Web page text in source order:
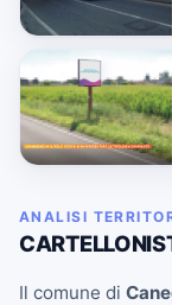
ANALISI
Il comune di